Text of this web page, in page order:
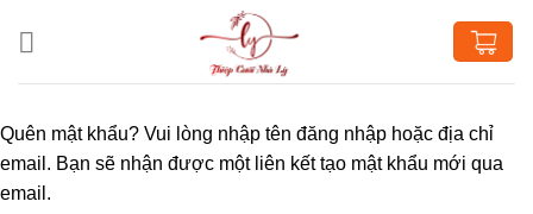
Quên mật khẩu? Vui lòng nhập tên đăng nhập hoặc địa chỉ
email. Bạn sẽ nhận được một liên kết tạo mật khẩu mới qua
email.